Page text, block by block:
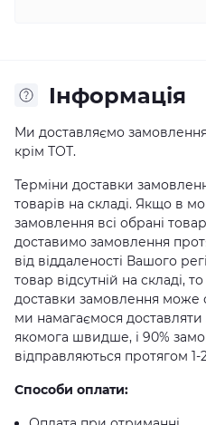
Iнформація
Ми доставляємо замовлення
крім ТОТ.
Терміни доставки
товарів на складі. Якщо в
замовлення всі обрані
доставимо замовлення
від віддаленості Вашого
товар відсутній на складі,
доставки замовлення може
ми намагаємося доставляти
якомога швидше, і 90%
відправляються протягом 1-
Способи оплати: